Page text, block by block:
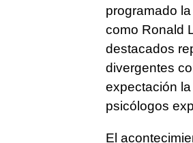
programado
como Ronald
destacados
divergentes
expectación
psicólogos
El